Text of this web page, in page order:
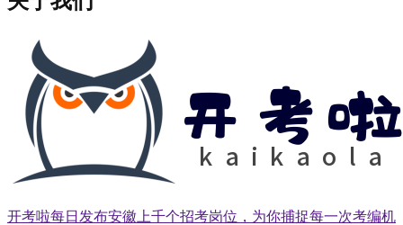
开考啦每日发布安徽上千个招考岗位，为你捕捉每一次考编机